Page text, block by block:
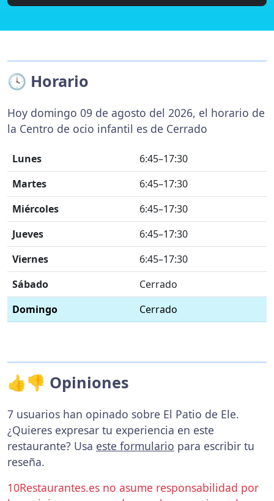
🕓 Horario
Hoy domingo 09 de agosto del 2026, el horario de
la Centro de ocio infantil es de Cerrado
Lunes
6:45–17:30
Martes
6:45–17:30
Miércoles
6:45–17:30
Jueves
6:45–17:30
Viernes
6:45–17:30
Sábado
Cerrado
Domingo
Cerrado
👍👎 Opiniones
7 usuarios han opinado sobre El Patio de Ele.
¿Quieres expresar tu experiencia en este
restaurante? Usa este formulario para escribir tu
reseña.
10Restaurantes.es no asume responsabilidad por